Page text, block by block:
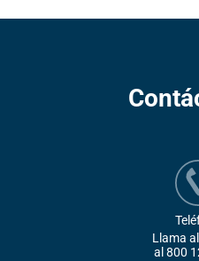
Llama al
al 800